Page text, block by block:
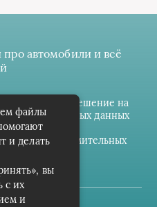
автомобили и всё
вы даёте разрешение на
персональных данных
Правилам
в ознакомительных
файлы
и делать
вы
с их
и